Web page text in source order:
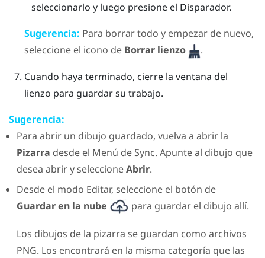
seleccionarlo y luego presione el Disparador.
Sugerencia: Para borrar todo y empezar de nuevo,
seleccione el icono de Borrar lienzo .
Cuando haya terminado, cierre la ventana del
lienzo para guardar su trabajo.
Sugerencia:
Para abrir un dibujo guardado, vuelva a abrir la
Pizarra desde el Menú de Sync. Apunte al dibujo que
desea abrir y seleccioneAbrir.
Desde el modo Editar, seleccione el botón de
Guardar en la nube
para guardar el dibujo allí.
Los dibujos de la pizarra se guardan como archivos
PNG. Los encontrará en la misma categoría que las